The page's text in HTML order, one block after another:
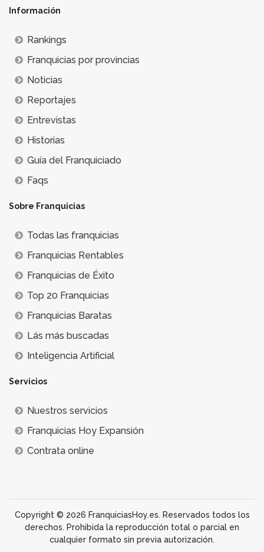
Información
Rankings
Franquicias por provincias
Noticias
Reportajes
Entrevistas
Historias
Guía del Franquiciado
Faqs
Sobre Franquicias
Todas las franquicias
Franquicias Rentables
Franquicias de Éxito
Top 20 Franquicias
Franquicias Baratas
Lás más buscadas
Inteligencia Artificial
Servicios
Nuestros servicios
Franquicias Hoy Expansión
Contrata online
Copyright © 2026 FranquiciasHoy.es. Reservados todos los
derechos. Prohibida la reproducción total o parcial en
cualquier formato sin previa autorización.